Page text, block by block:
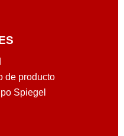
de producto
Spiegel